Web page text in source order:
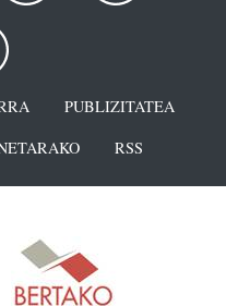
PUBLIZITATEA
RSS